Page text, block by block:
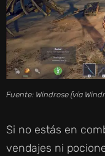
Fuente: Windrose (vía
Si no estás en
vendajes ni